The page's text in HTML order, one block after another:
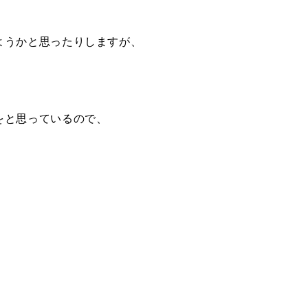
かと思ったりしますが、
思っているので、